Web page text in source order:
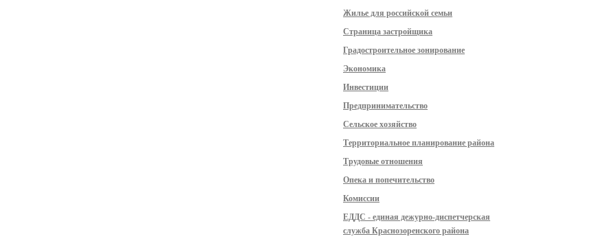
Жилье для российской семьи
Страница застройщика
Градостроительное зонирование
Экономика
Инвестиции
Предпринимательство
Сельское хозяйство
Территориальное планирование района
Трудовые отношения
Опека и попечительство
Комиссии
ЕДДС - единая дежурно-диспетчерская
служба Краснозоренского района